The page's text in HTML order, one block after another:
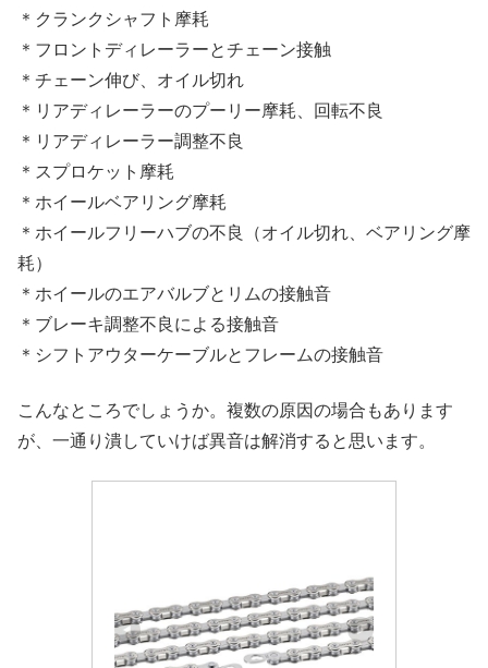
＊クランクシャフト摩耗
＊フロントディレーラーとチェーン接触
＊チェーン伸び、オイル切れ
＊リアディレーラーのプーリー摩耗、回転不良
＊リアディレーラー調整不良
＊スプロケット摩耗
＊ホイールベアリング摩耗
＊ホイールフリーハブの不良（オイル切れ、ベアリング摩
耗）
＊ホイールのエアバルブとリムの接触音
＊ブレーキ調整不良による接触音
＊シフトアウターケーブルとフレームの接触音
こんなところでしょうか。複数の原因の場合もあります
が、一通り潰していけば異音は解消すると思います。